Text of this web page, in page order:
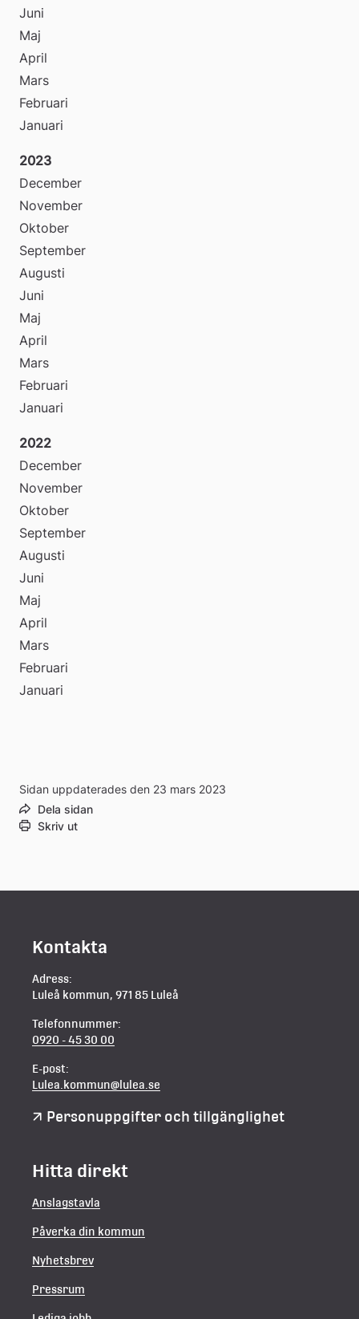
Juni
Maj
April
Mars
Februari
Januari
2023
December
November
Oktober
September
Augusti
Juni
Maj
April
Mars
Februari
Januari
2022
December
November
Oktober
September
Augusti
Juni
Maj
April
Mars
Februari
Januari
Sidan uppdaterades den 23 mars 2023
Dela sidan
Skriv ut
Kontakta
Adress:
Luleå kommun, 971 85 Luleå
Telefonnummer:
0920 - 45 30 00
E-post:
Lulea.kommun@lulea.se
Personuppgifter och tillgänglighet
Hitta direkt
Anslagstavla
Påverka din kommun
Nyhetsbrev
Pressrum